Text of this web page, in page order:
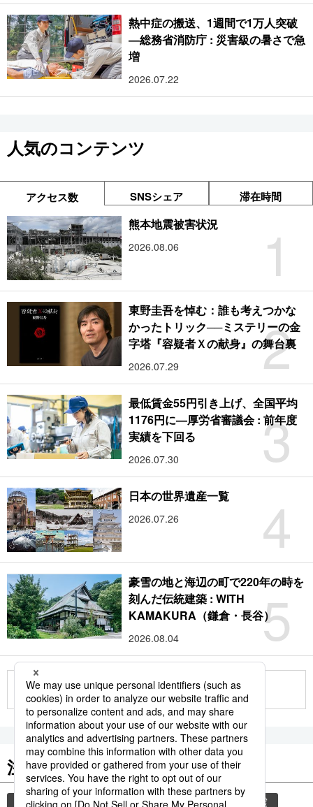
熱中症の搬送、1週間で1万人突破
―総務省消防庁 : 災害級の暑さで急
増
2026.07.22
人気のコンテンツ
アクセス数 SNSシェア 滞在時間
1
熊本地震被害状況
2026.08.06
2
東野圭吾を悼む：誰も考えつかな
かったトリック──ミステリーの金
字塔『容疑者Ｘの献身』の舞台裏
2026.07.29
3
最低賃金55円引き上げ、全国平均
1176円に―厚労省審議会 : 前年度
実績を下回る
2026.07.30
4
日本の世界遺産一覧
2026.07.26
5
豪雪の地と海辺の町で220年の時を
刻んだ伝統建築 : WITH
KAMAKURA（鎌倉・長谷）
2026.08.04
もっと見る
注目のキーワード
共同通信ニュース 災害 気象・災害 地震